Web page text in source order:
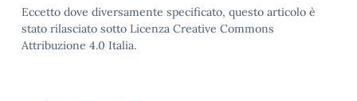
Eccetto dove diversamente specificato, questo articolo è
stato rilasciato sotto Licenza Creative Commons
Attribuzione 4.0 Italia.